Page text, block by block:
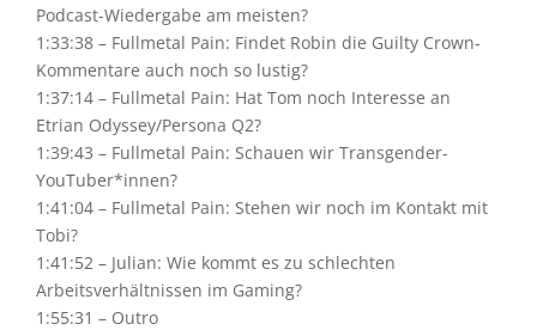
Podcast-Wiedergabe am meisten?
1:33:38 – Fullmetal Pain: Findet Robin die Guilty Crown-
Kommentare auch noch so lustig?
1:37:14 – Fullmetal Pain: Hat Tom noch Interesse an
Etrian Odyssey/Persona Q2?
1:39:43 – Fullmetal Pain: Schauen wir Transgender-
YouTuber*innen?
1:41:04 – Fullmetal Pain: Stehen wir noch im Kontakt mit
Tobi?
1:41:52 – Julian: Wie kommt es zu schlechten
Arbeitsverhältnissen im Gaming?
1:55:31 – Outro